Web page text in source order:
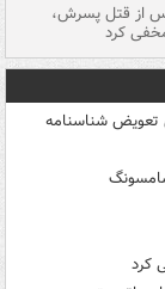
از قتل پسرش،
کرد
تعویض شناسنامه
کرد